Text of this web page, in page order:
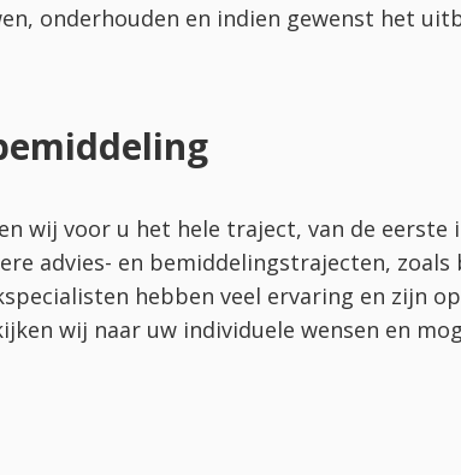
onderhouden en indien gewenst het
wij voor u het hele traject, van de
advies- en bemiddelingstrajecten,
hebben veel ervaring en zijn
wij naar uw individuele wensen en